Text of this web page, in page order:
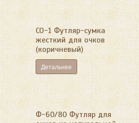
СО-1 Футляр-сумка
жесткий для очков
(коричневый)
Детальнее
Ф-60/80 Футляр для